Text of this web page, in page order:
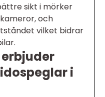
sikt i mörker
och
vilket bidrar
i